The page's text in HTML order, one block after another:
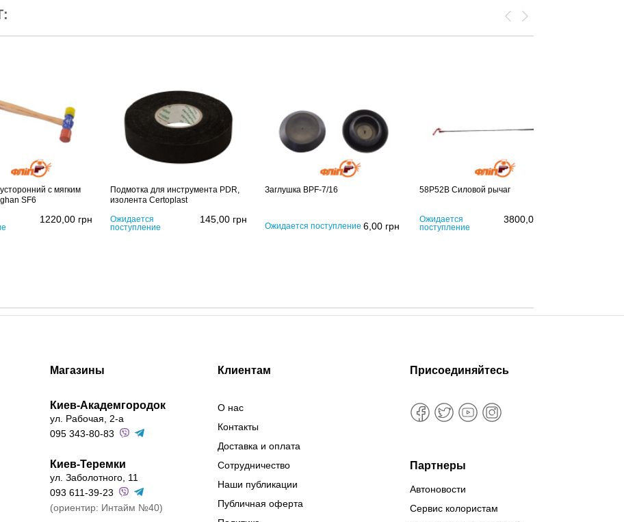
с мягким
SF6
1220,00 грн
Подмотка для инструмента PDR,
изолента Certoplast
Ожидается
поступление
145,00 грн
Заглушка BPF-7/16
Ожидается поступление 6,00 грн
58P52B Силовой рычаг
Ожидается
поступление
3800,00
Магазины
Киев-Академгородок
ул. Рабочая, 2-а
095 343-80-83
Киев-Теремки
ул. Заболотного, 11
093 611-39-23
(ориентир: Интайм №40)
Клиентам
О нас
Контакты
Доставка и оплата
Сотрудничество
Наши публикации
Публичная оферта
Присоединяйтесь
Партнеры
Автоновости
Сервис колористам